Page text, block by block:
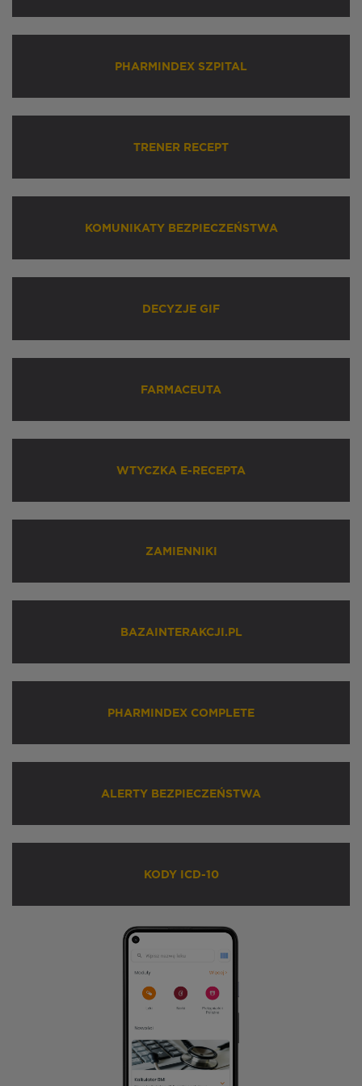
PHARMINDEX SZPITAL
TRENER RECEPT
KOMUNIKATY BEZPIECZEŃSTWA
DECYZJE GIF
FARMACEUTA
WTYCZKA E-RECEPTA
ZAMIENNIKI
BAZAINTERAKCJI.PL
PHARMINDEX COMPLETE
ALERTY BEZPIECZEŃSTWA
KODY ICD-10